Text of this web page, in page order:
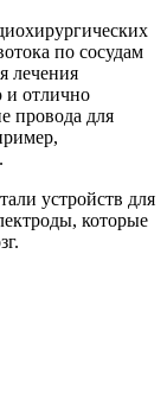
по сосудам
лечения
и отлично
провода для
устройств для
которые